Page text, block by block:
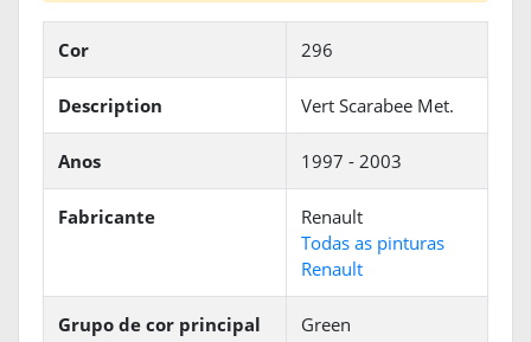
Cor 296
Description Vert Scarabee Met.
Anos 1997 - 2003
Fabricante
Renault
Todas as pinturas
Renault
Grupo de cor principal Green